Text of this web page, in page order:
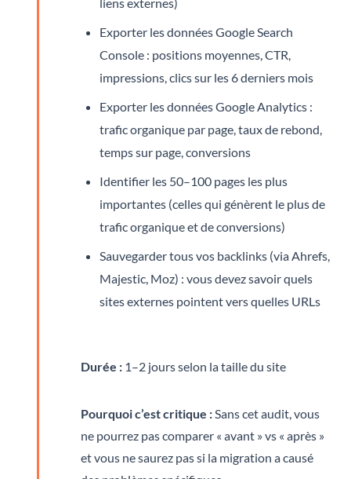
Exporter les données Google Search
Console : positions moyennes, CTR,
impressions, clics sur les 6 derniers mois
Exporter les données Google Analytics :
trafic organique par page, taux de rebond,
temps sur page, conversions
Identifier les 50–100 pages les plus
importantes (celles qui génèrent le plus de
trafic organique et de conversions)
Sauvegarder tous vos backlinks (via Ahrefs,
Majestic, Moz) : vous devez savoir quels
sites externes pointent vers quelles URLs
Durée : 1–2 jours selon la taille du site
Pourquoi c’est critique : Sans cet audit, vous
ne pourrez pas comparer « avant » vs « après »
et vous ne saurez pas si la migration a causé